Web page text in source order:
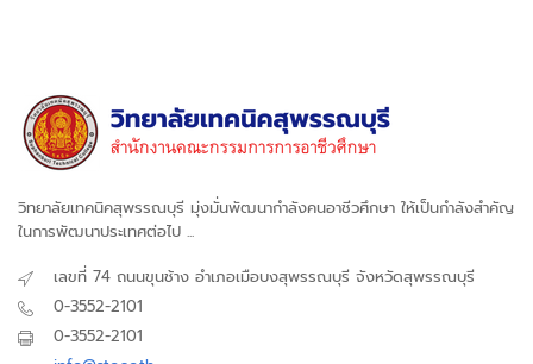
วิทยาลัยเทคนิคสุพรรณบุรี มุ่งมั่นพัฒนากำลังคนอาชีวศึกษา ให้เป็นกำลังสำคัญ
ในการพัฒนาประเทศต่อไป ...
เลขที่ 74 ถนนขุนช้าง อำเภอเมือบงสุพรรณบุรี จังหวัดสุพรรณบุรี
0-3552-2101
0-3552-2101